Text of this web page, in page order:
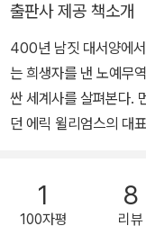
출판사 제공 책소개
400년 남짓 대서양에서 자행된
는 희생자를 낸 노예무
싼 세계사를 살펴본다.
던 에릭 윌리엄스의 대
역에 대해 고찰한다.
기원을 상세하게 파고들며,
나 다름없는 노예선의 실상! 아프리카에서 신대륙으로의 여정
1
100자평
8
리뷰